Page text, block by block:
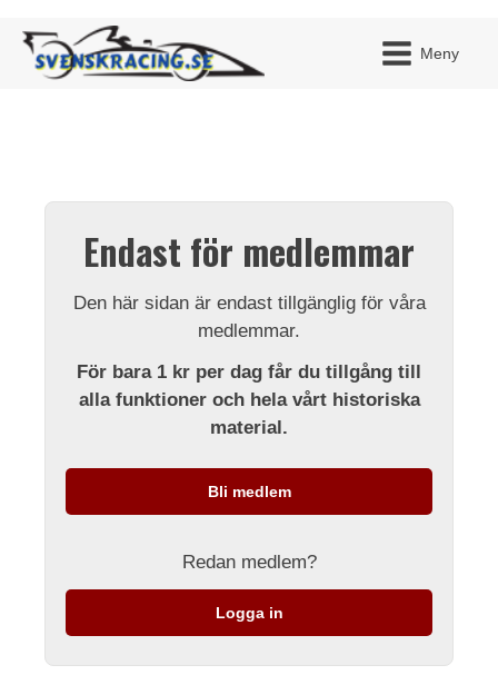
Meny
Endast för medlemmar
Den här sidan är endast tillgänglig för våra
medlemmar.
För bara 1 kr per dag får du tillgång till
alla funktioner och hela vårt historiska
material.
Bli medlem
Redan medlem?
Logga in